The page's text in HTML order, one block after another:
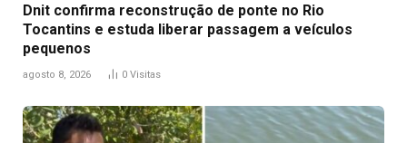
Dnit confirma reconstrução de ponte no Rio
Tocantins e estuda liberar passagem a veículos
pequenos
agosto 8, 2026 0 Visitas